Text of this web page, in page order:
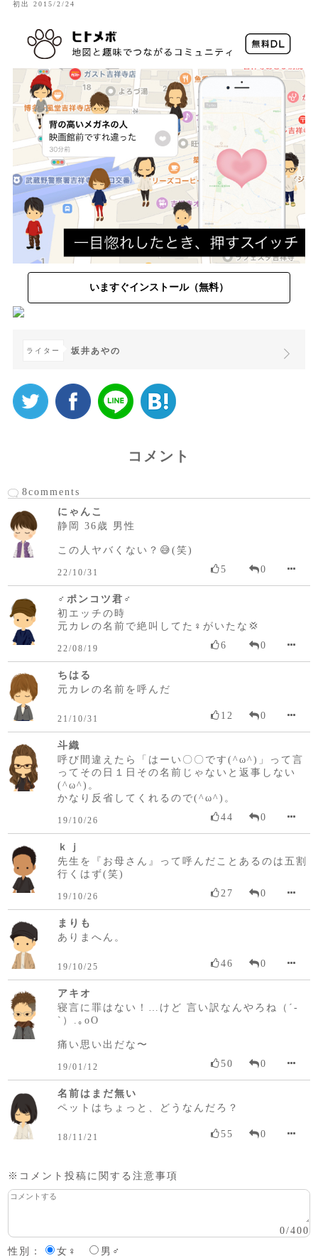
初出 2015/2/24
いますぐインストール（無料）
ライター 坂井あやの
コメント
8comments
にゃんこ
静岡 36歳 男性
この人ヤバくない？😅‪‪(笑)
22/10/31 5 0
♂ポンコツ君♂
初エッチの時
元カレの名前で絶叫してた♀️がいたな💢
22/08/19 6 0
ちはる
元カレの名前を呼んだ
21/10/31 12 0
斗織
呼び間違えたら「はーい〇〇です(^ω^)」って言
ってその日１日その名前じゃないと返事しない
(^ω^)。
かなり反省してくれるので(^ω^)。
19/10/26 44 0
ｋｊ
先生を『お母さん』って呼んだことあるのは五割
行くはず(笑)
19/10/26 27 0
まりも
ありまへん。
19/10/25 46 0
アキオ
寝言に罪はない！…けど 言い訳なんやろね（´-
`）.｡oO
痛い思い出だな〜
19/01/12 50 0
名前はまだ無い
ペットはちょっと、どうなんだろ？
18/11/21 55 0
※コメント投稿に関する注意事項
0/400
性別：
女♀ 男♂